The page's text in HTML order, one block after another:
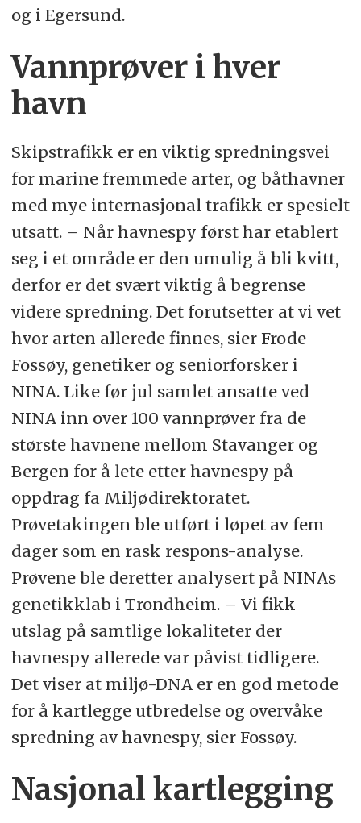
og i Egersund.
Vannprøver i hver
havn
Skipstrafikk er en viktig spredningsvei
for marine fremmede arter, og båthavner
med mye internasjonal trafikk er spesielt
utsatt. – Når havnespy først har etablert
seg i et område er den umulig å bli kvitt,
derfor er det svært viktig å begrense
videre spredning. Det forutsetter at vi vet
hvor arten allerede finnes, sier Frode
Fossøy, genetiker og seniorforsker i
NINA. Like før jul samlet ansatte ved
NINA inn over 100 vannprøver fra de
største havnene mellom Stavanger og
Bergen for å lete etter havnespy på
oppdrag fa Miljødirektoratet.
Prøvetakingen ble utført i løpet av fem
dager som en rask respons-analyse.
Prøvene ble deretter analysert på NINAs
genetikklab i Trondheim. – Vi fikk
utslag på samtlige lokaliteter der
havnespy allerede var påvist tidligere.
Det viser at miljø-DNA er en god metode
for å kartlegge utbredelse og overvåke
spredning av havnespy, sier Fossøy.
Nasjonal kartlegging